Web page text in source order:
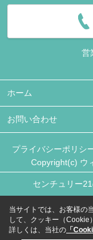
営
ホーム
お問い合わせ
プライバシーポリシ
Copyright(c) ウ
センチュリー
当サイトでは、お客様の
して、クッキー（Cookie
詳しくは、当社の 「